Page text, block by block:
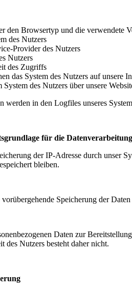
den Browsertyp und die verwendete
des Nutzers
Provider des Nutzers
Nutzers
des Zugriffs
das System des Nutzers auf unsere
System des Nutzers über unsere
werden in den Logfiles unseres
für die Datenverarbeitung
der IP-Adresse durch unser
bleiben.
Speicherung der
Daten zur
des Nutzers besteht daher nicht.